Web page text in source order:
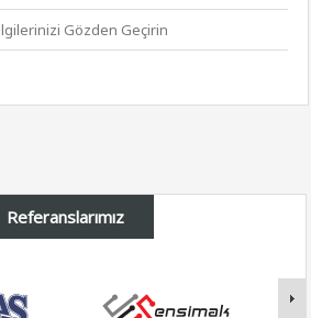
Gözden Geçirin
Referanslarımız